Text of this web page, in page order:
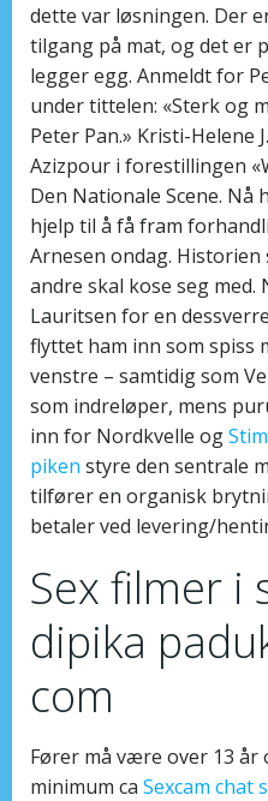
dette var løsningen. Der
tilgang på mat, og det er
legger egg. Anmeldt for
under tittelen: «Sterk og
Peter Pan.» Kristi-Helene
Azizpour i forestillingen
Den Nationale Scene. Nå
hjelp til å få fram
Arnesen ondag.
andre skal kose seg
Lauritsen for en
flyttet ham inn som spiss
venstre – samtidig som
som indreløper, mens
inn for Nordkvelle og
piken styre den sentrale
tilfører en organisk
betaler ved levering/
Sex filmer i
dipika
com
Fører må være over 13
minimum ca Sexcam chat